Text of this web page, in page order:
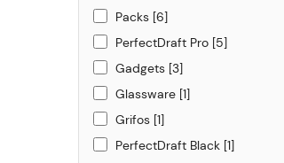
Packs 6
PerfectDraft Pro 5
Gadgets 3
Glassware 1
Grifos 1
PerfectDraft Black 1